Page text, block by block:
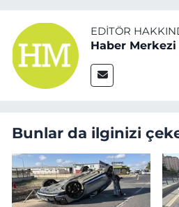
EDITÖR
Haber Merkezi
Bunlar da ilginizi